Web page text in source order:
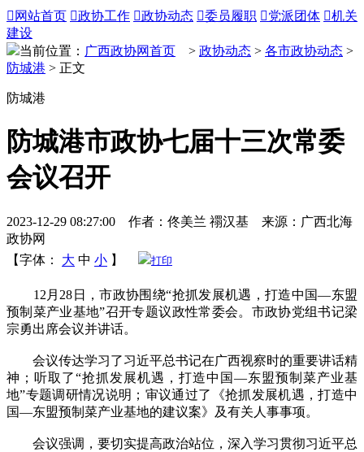
 网站首页 政协工作 政协动态 委员履职 党派团体 机关
建设
当前位置： 广西政协网首页 > 政协动态 > 各市政协动态 >
防城港 > 正文
防城港
防城港市政协七届十三次常委
会议召开
2023-12-29 08:27:00 作者：佟美兰 禤汉基 来源：广西北海
政协网
【字体：
大 中 小 】 打印
12月28日，市政协围绕“抢抓发展机遇，打造中国—东盟
预制菜产业基地”召开专题议政性常委会。市政协党组书记梁
宗勇出席会议并讲话。
会议传达学习了习近平总书记在广西视察时的重要讲话精
神；听取了“抢抓发展机遇，打造中国—东盟预制菜产业基
地”专题调研情况说明；审议通过了《抢抓发展机遇，打造中
国—东盟预制菜产业基地的建议案》及有关人事事项。
会议强调，要切实提高政治站位，深入学习贯彻习近平总